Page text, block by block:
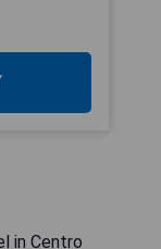
in Centro